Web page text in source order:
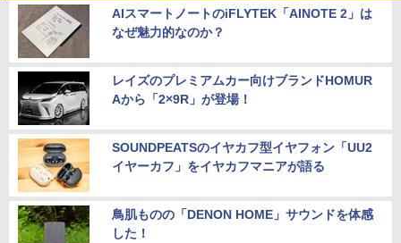
AIスマートノートのiFLYTEK「AINOTE 2」は
なぜ魅力的なのか？
レイズのプレミアムカー向けブランドHOMUR
Aから「2×9R」が登場！
SOUNDPEATSのイヤカフ型イヤフォン「UU2
イヤーカフ」をイヤカフマニアが語る
鳥肌ものの「DENON HOME」サウンドを体感
した！